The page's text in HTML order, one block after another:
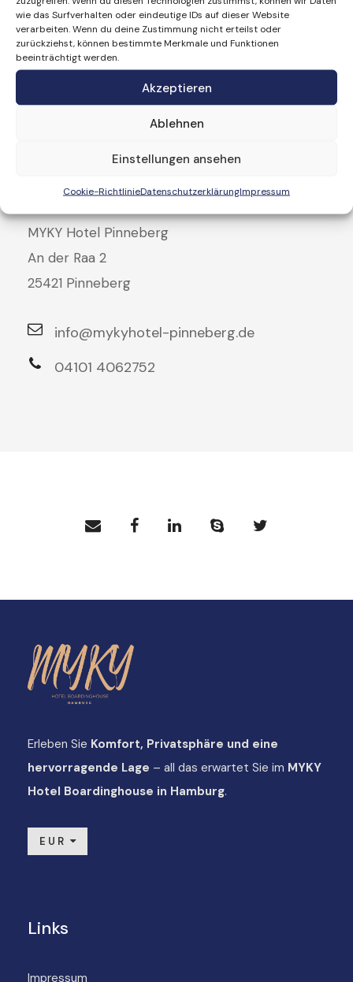
wie das Surfverhalten oder eindeutige IDs auf dieser Website
verarbeiten. Wenn du deine Zustimmung nicht erteilst oder
zurückziehst, können bestimmte Merkmale und Funktionen
beeinträchtigt werden.
Akzeptieren
Ablehnen
Einstellungen ansehen
Cookie-RichtlinieDatenschutzerklärungImpressum
Stader Strasse 246
21075 Hamburg
info@mykyboardinghouse.de
040 55556772
Hotel Pinneberg
MYKY Hotel Pinneberg
An der Raa 2
25421 Pinneberg
info@mykyhotel-pinneberg.de
04101 4062752
Erleben Sie Komfort, Privatsphäre und eine
hervorragende Lage – all das erwartet Sie im MYKY
Hotel Boardinghouse in Hamburg.
EUR
Links
Impressum